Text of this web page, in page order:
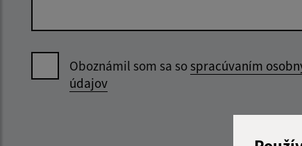
Oboznámil som sa sospracúvaním
údajov